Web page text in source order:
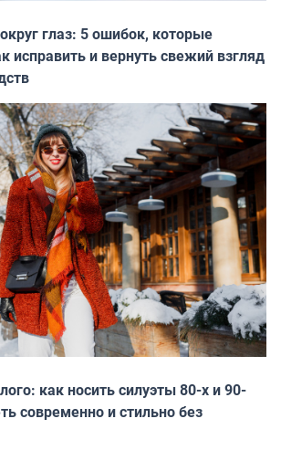
глаз: 5 ошибок, которые
исправить и вернуть свежий взгляд
как носить силуэты 80-х и 90-
современно и стильно без